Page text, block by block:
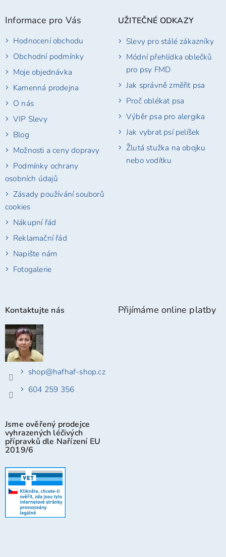
Informace pro Vás
Hodnocení obchodu
Obchodní podmínky
Moje objednávka
Kamenná prodejna
O nás
VIP Slevy
Blog
Možnosti a ceny dopravy
Podmínky ochrany
osobních údajů
Zásady používání souborů
cookies
Nákupní řád
Reklamační řád
Napište nám
Fotogalerie
UŽITEČNÉ ODKAZY
Slevy pro stálé zákazníky
Módní přehlídka oblečků
pro psy FMD
Jak správně změřit psa
Proč oblékat psa
Výběr psa pro alergika
Jak vybrat psí pelíšek
Žlutá stužka na obojku
nebo vodítku
Kontaktujte nás
shop@hafhaf-shop.cz
604 259 356
Jsme ověřený prodejce
vyhrazených léčivých
přípravků dle Nařízení EU
2019/6
Přijímáme online platby